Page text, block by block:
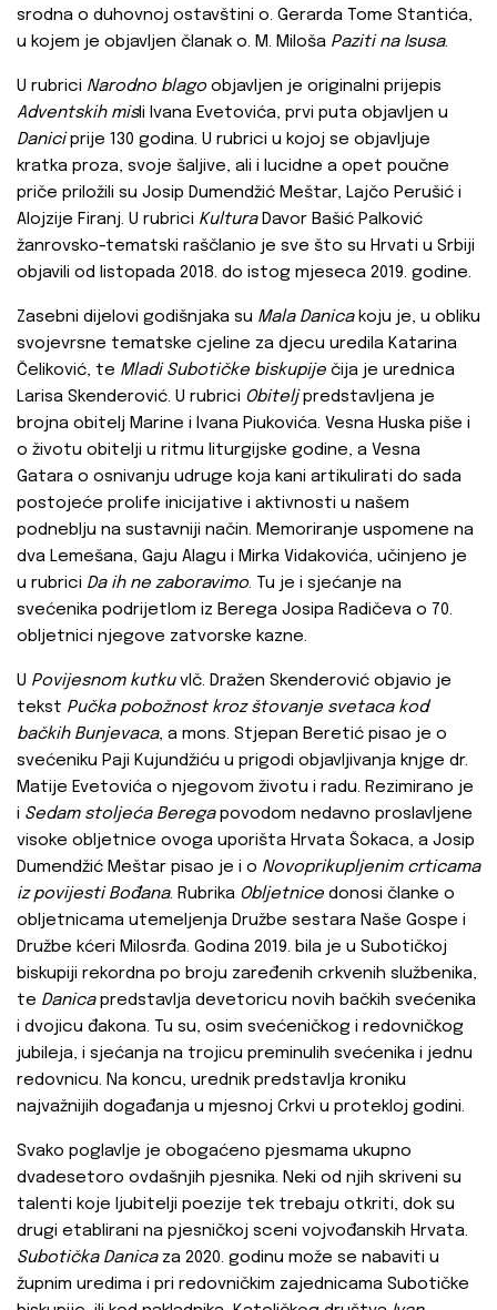
srodna o duhovnoj ostavštini o. Gerarda Tome Stantića,
u kojem je objavljen članak o. M. Miloša Paziti na Isusa.
U rubrici Narodno blago objavljen je originalni prijepis
Adventskih misli Ivana Evetovića, prvi puta objavljen u
Daniciprije 130 godina. U rubrici u kojoj se objavljuje
kratka proza, svoje šaljive, ali i lucidne a opet poučne
priče priložili su Josip Dumendžić Meštar, Lajčo Perušić i
Alojzije Firanj. U rubrici KulturaDavor Bašić Palković
žanrovsko-tematski raščlanio je sve što su Hrvati u Srbiji
objavili od listopada 2018. do istog mjeseca 2019. godine.
Zasebni dijelovi godišnjaka su Mala Danicakoju je, u obliku
svojevrsne tematske cjeline za djecu uredila Katarina
Čeliković, te Mladi Subotičke biskupije čija je urednica
Larisa Skenderović. U rubrici Obiteljpredstavljena je
brojna obitelj Marine i Ivana Piukovića. Vesna Huska piše i
o životu obitelji u ritmu liturgijske godine, a Vesna
Gatara o osnivanju udruge koja kani artikulirati do sada
postojeće prolife inicijative i aktivnosti u našem
podneblju na sustavniji način. Memoriranje uspomene na
dva Lemešana, Gaju Alagu i Mirka Vidakovića, učinjeno je
u rubrici Da ih ne zaboravimo. Tu je i sjećanje na
svećenika podrijetlom iz Berega Josipa Radičeva o 70.
obljetnici njegove zatvorske kazne.
U Povijesnom kutkuvlč. Dražen Skenderović objavio je
tekst Pučka pobožnost kroz štovanje svetaca kod
bačkih Bunjevaca, a mons. Stjepan Beretić pisao je o
svećeniku Paji Kujundžiću u prigodi objavljivanja knjge dr.
Matije Evetovića o njegovom životu i radu. Rezimirano je
i Sedam stoljeća Beregapovodom nedavno proslavljene
visoke obljetnice ovoga uporišta Hrvata Šokaca, a Josip
Dumendžić Meštar pisao je i o Novoprikupljenim crticama
iz povijesti Bođana. Rubrika Obljetnice donosi članke o
obljetnicama utemeljenja Družbe sestara Naše Gospe i
Družbe kćeri Milosrđa. Godina 2019. bila je u Subotičkoj
biskupiji rekordna po broju zaređenih crkvenih službenika,
te Danicapredstavlja devetoricu novih bačkih svećenika
i dvojicu đakona. Tu su, osim svećeničkog i redovničkog
jubileja, i sjećanja na trojicu preminulih svećenika i jednu
redovnicu. Na koncu, urednik predstavlja kroniku
najvažnijih događanja u mjesnoj Crkvi u protekloj godini.
Svako poglavlje je obogaćeno pjesmama ukupno
dvadesetoro ovdašnjih pjesnika. Neki od njih skriveni su
talenti koje ljubitelji poezije tek trebaju otkriti, dok su
drugi etablirani na pjesničkoj sceni vojvođanskih Hrvata.
Subotička Danicaza 2020. godinu može se nabaviti u
župnim uredima i pri redovničkim zajednicama Subotičke